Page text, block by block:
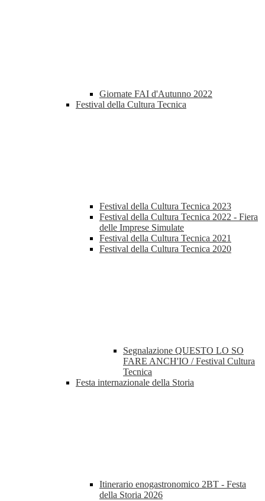
Giornate FAI d'Autunno 2022
Festival della Cultura Tecnica
Festival della Cultura Tecnica 2023
Festival della Cultura Tecnica 2022 - Fiera
delle Imprese Simulate
Festival della Cultura Tecnica 2021
Festival della Cultura Tecnica 2020
Segnalazione QUESTO LO SO
FARE ANCH'IO / Festival Cultura
Tecnica
Festa internazionale della Storia
Itinerario enogastronomico 2BT - Festa
della Storia 2026